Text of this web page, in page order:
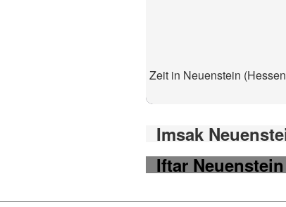
Zeit in Neuenstein
Imsak
Iftar